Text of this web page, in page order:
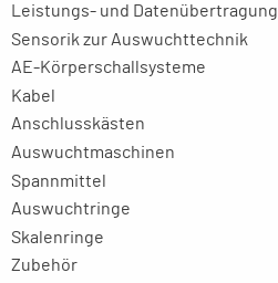
Leistungs- und Datenübertragung
Sensorik zur Auswuchttechnik
AE-Körperschallsysteme
Kabel
Anschlusskästen
Auswuchtmaschinen
Spannmittel
Auswuchtringe
Skalenringe
Zubehör